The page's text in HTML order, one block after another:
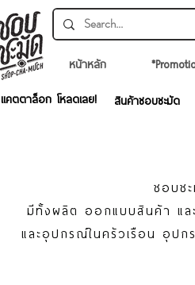
หน้าหลัก
สินค้าชอบชะมัด
แคตตาล็อก โหลดเลย!
ชอบช
มีทั้งผลิต ออกแบบสินค้า แล
และอุปกรณ์ในครัวเรือน อุป